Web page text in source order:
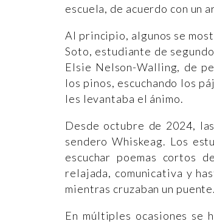
escuela, de acuerdo con un
Al principio, algunos se
Soto, estudiante de
Elsie Nelson-Walling, de
los pinos, escuchando los
les levantaba el ánimo.
Desde octubre de 2024,
sendero Whiskeag. Los
escuchar poemas cortos
relajada, comunicativa y
mientras cruzaban un puente.
En múltiples ocasiones se